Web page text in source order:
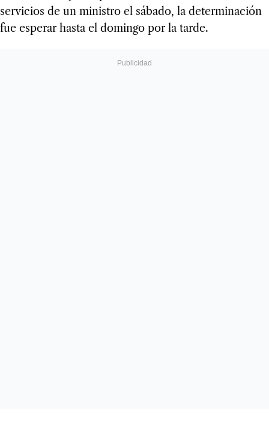
servicios de un ministro el sábado, la determinación
fue esperar hasta el domingo por la tarde.